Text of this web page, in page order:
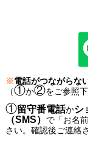
※電話がつながらな
（①か②をご参照下
①留守番電話かシ
（SMS） で 「お名
さい。 確認後ご連絡